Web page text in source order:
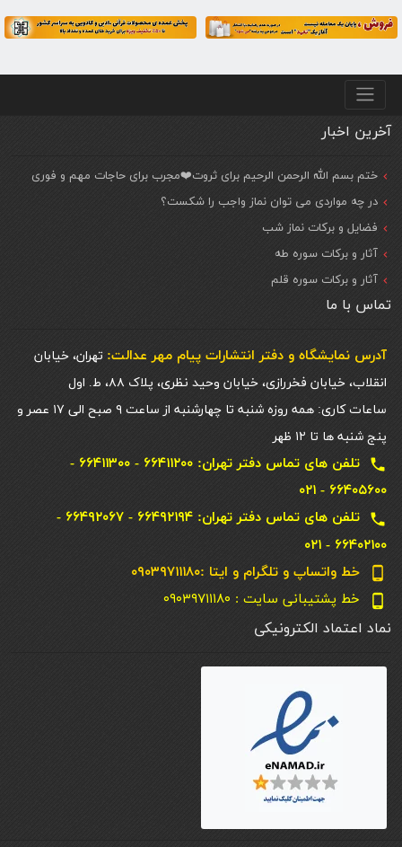
منو پایین
آخرین اخبار
ختم بسم الله الرحمن الرحیم برای ثروت❤️مجرب برای حاجات مهم و فوری
در چه مواردی می توان نماز واجب را شکست؟
فضایل و برکات نماز شب
آثار و برکات سوره طه
آثار و برکات سوره قلم
تماس با ما
آدرس نمایشگاه و دفتر انتشارات پيام مهر عدالت: تهران، خیابان
انقلاب، خیابان فخررازی، خیابان وحید نظری، پلاک ۸۸، ط. اول
ساعات کاری: همه روزه شنبه تا چهارشنبه از ساعت ۹ صبح الی ۱۷ عصر و
پنج شنبه ها تا ۱۲ ظهر
local_phone
تلفن های تماس دفتر تهران: ۶۶۴۱۱۲۰۰ - ۶۶۴۱۱۳۰۰ -
۶۶۴۰۵۶۰۰ - ۰۲۱
local_phone
تلفن های تماس دفتر تهران: ۶۶۴۹۲۱۹۴ - ۶۶۴۹۲۰۶۷ -
۶۶۴۰۲۱۰۰ - ۰۲۱
phone_android خط واتساپ و تلگرام و ایتا :۰۹۰۳۹۷۱۱۱۸۰
phone_android خط پشتیبانی سایت : ۰۹۰۳۹۷۱۱۱۸۰
نماد اعتماد الکترونیکی